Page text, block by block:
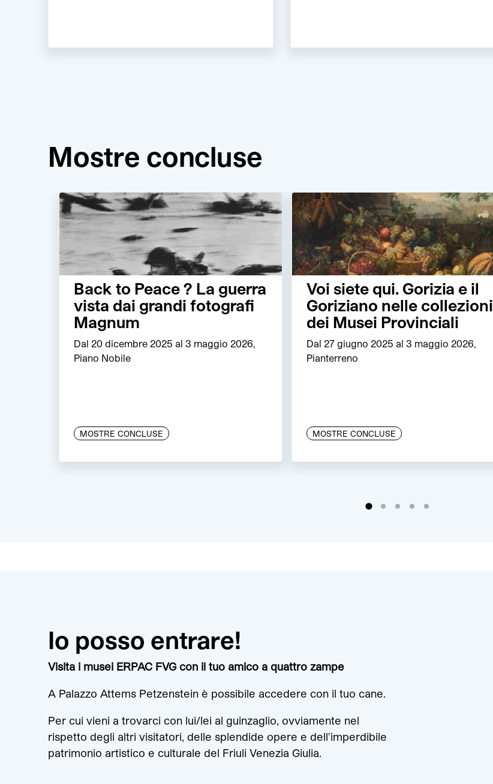
Mostre concluse
Back to Peace ? La guerra
vista dai grandi fotografi
Magnum
Dal 20 dicembre 2025 al 3 maggio 2026,
Piano Nobile
MOSTRE CONCLUSE
Voi siete qui. Gorizia e il
Goriziano nelle collezioni
dei Musei Provinciali
Dal 27 giugno 2025 al 3 maggio 2026,
Pianterreno
MOSTRE CONCLUSE
Io posso entrare!
Visita i musei ERPAC FVG con il tuo amico a quattro zampe
A Palazzo Attems Petzenstein è possibile accedere con il tuo cane.
Per cui vieni a trovarci con lui/lei al guinzaglio, ovviamente nel
rispetto degli altri visitatori, delle splendide opere e dell'imperdibile
patrimonio artistico e culturale del Friuli Venezia Giulia.